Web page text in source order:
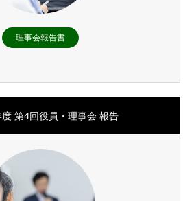
理事会報告書
第4回役員・理事会 報告